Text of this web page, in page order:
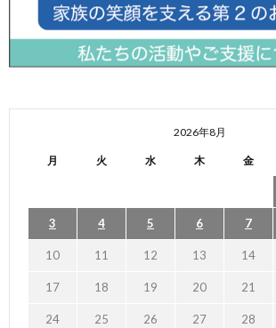
2026年8月
月 火 水 木 金
3 4 5 6 7
10 11 12 13 14
17 18 19 20 21
24 25 26 27 28